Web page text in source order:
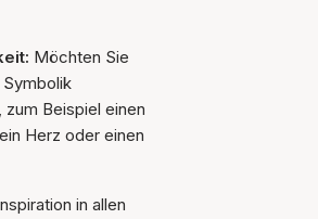
Möchten Sie
Beispiel einen
Herz oder einen
in allen